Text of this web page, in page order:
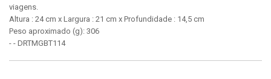
viagens.
Altura : 24 cm x Largura : 21 cm x Profundidade : 14,5 cm
Peso aproximado (g): 306
- - DRTMGBT114